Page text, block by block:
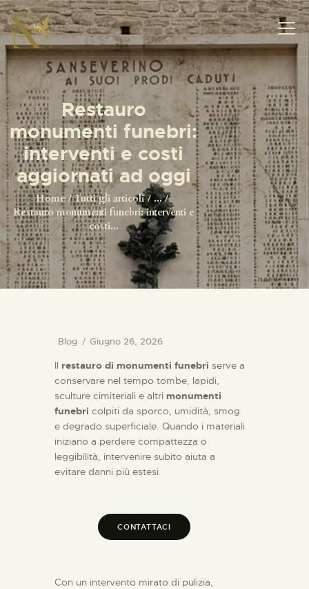
Restauro
monumenti funebri:
interventi e costi
aggiornati ad oggi
Home Tutti gli articoli
...
Restauro monumenti funebri: interventi e
costi...
HOME
TEAM RESTAURATORI
TIPOLOGIE DI
RESTAURO
LABORATORIO
GALLERIA
SERVIZI
CONTATTI
Blog Giugno 26, 2026
Il restauro di monumenti funebri serve a
conservare nel tempo tombe, lapidi,
sculture cimiteriali e altri monumenti
funebri colpiti da sporco, umidità, smog
e degrado superficiale. Quando i materiali
iniziano a perdere compattezza o
leggibilità, intervenire subito aiuta a
evitare danni più estesi.
CONTATTACI
Con un intervento mirato di pulizia,